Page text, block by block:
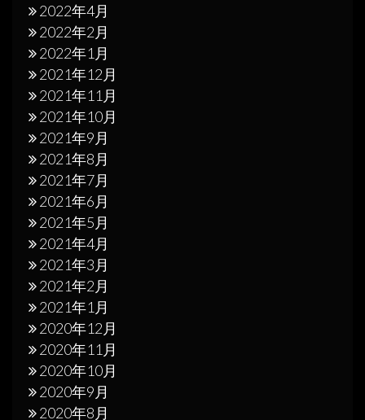
2022年4月
2022年2月
2022年1月
2021年12月
2021年11月
2021年10月
2021年9月
2021年8月
2021年7月
2021年6月
2021年5月
2021年4月
2021年3月
2021年2月
2021年1月
2020年12月
2020年11月
2020年10月
2020年9月
2020年8月